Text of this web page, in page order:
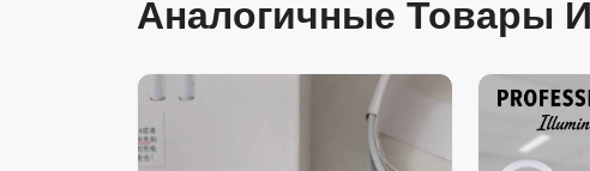
Аналогичные Товары